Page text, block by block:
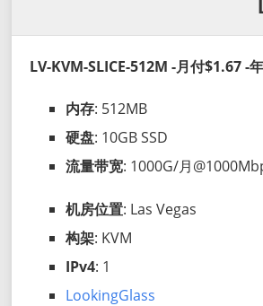
LV-KVM-SLICE-512M -月付$1.67 -
内存: 512MB
硬盘: 10GB SSD
流量带宽: 1000G/月
机房位置: Las Vegas
构架: KVM
IPv4: 1
LookingGlass